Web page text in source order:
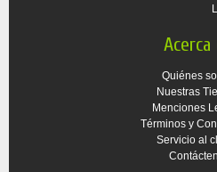
Acerca
Quiénes
Nuestras
Menciones
Términos y
Servicio al